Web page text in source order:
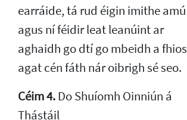
earráide, tá rud éigin imithe amú
agus ní féidir leat leanúint ar
aghaidh go dtí go mbeidh a fhios
agat cén fáth nár oibrigh sé seo.
Céim 4.Do Shuíomh Oinniún á
Thástáil